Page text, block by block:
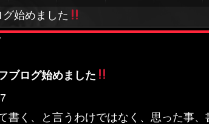
始めました
ブログ始めました
書く、と言うわけではなく、思った事